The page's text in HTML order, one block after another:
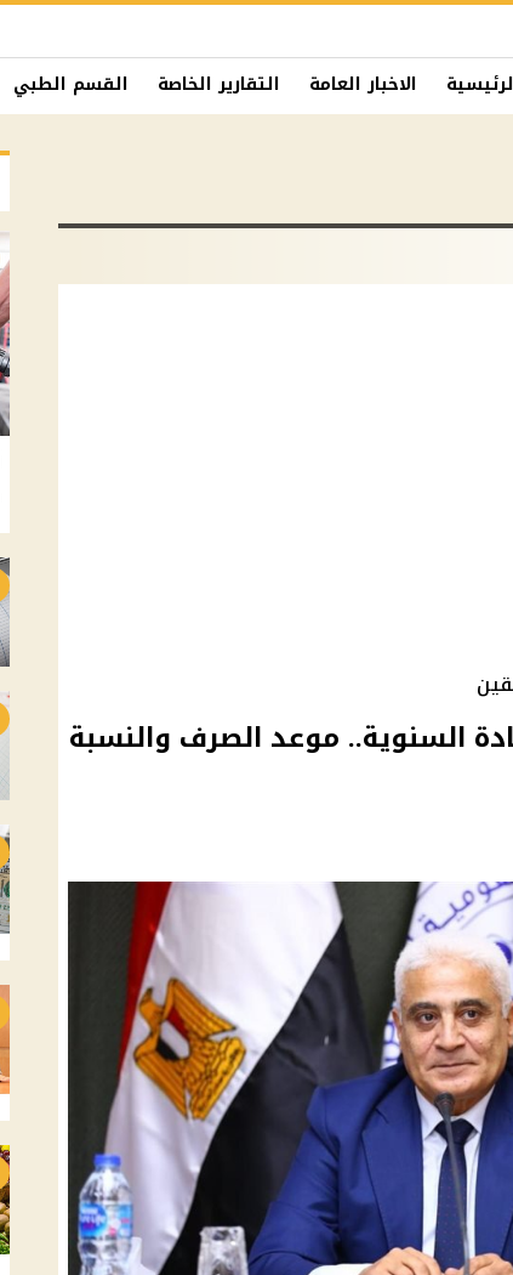
الاخبار العامة التقارير الخاصة القسم الطبي
2026 بالزيادة السنوية.. موعد الصرف والنسبة